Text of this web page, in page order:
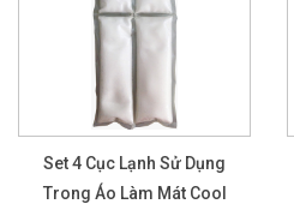
Set 4 Cục Lạnh Sử Dụng
Trong Áo Làm Mát Cool